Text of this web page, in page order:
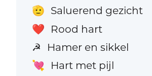
🫡 Saluerend gezicht
❤️ Rood hart
☭ Hamer en sikkel
💘 Hart met pijl